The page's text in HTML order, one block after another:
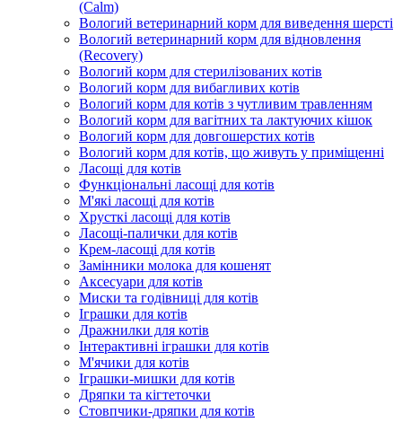
(Calm)
Вологий ветеринарний корм для виведення шерсті
Вологий ветеринарний корм для відновлення
(Recovery)
Вологий корм для стерилізованих котів
Вологий корм для вибагливих котів
Вологий корм для котів з чутливим травленням
Вологий корм для вагітних та лактуючих кішок
Вологий корм для довгошерстих котів
Вологий корм для котів, що живуть у приміщенні
Ласощі для котів
Функціональні ласощі для котів
М'які ласощі для котів
Хрусткі ласощі для котів
Ласощі-палички для котів
Крем-ласощі для котів
Замінники молока для кошенят
Аксесуари для котів
Миски та годівниці для котів
Іграшки для котів
Дражнилки для котів
Інтерактивні іграшки для котів
М'ячики для котів
Іграшки-мишки для котів
Дряпки та кігтеточки
Стовпчики-дряпки для котів